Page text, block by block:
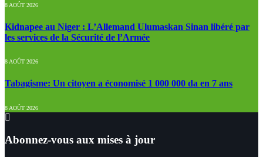
8 AOÛT 2026
Kidnapee au Niger : L’Allemand Ulumaskan Sinan libéré par
les services de la Sécurité de l’Armée
8 AOÛT 2026
Tabagisme: Un citoyen a économisé 1 000 000 da en 7 ans
8 AOÛT 2026
Abonnez-vous aux mises à jour